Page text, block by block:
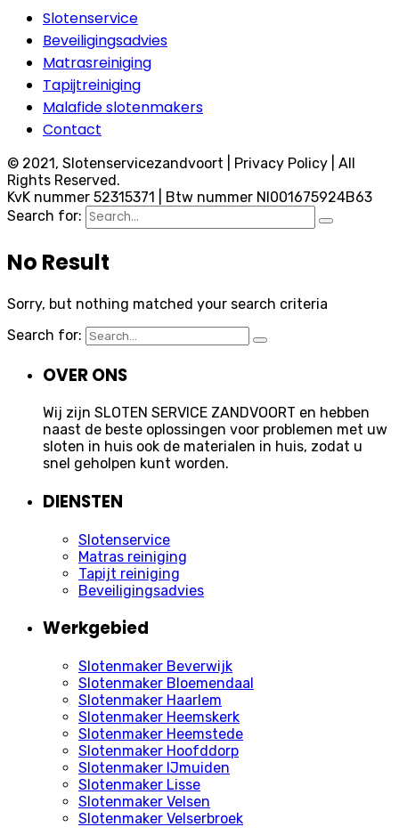
Slotenservice
Beveiligingsadvies
Matrasreiniging
Tapijtreiniging
Malafide slotenmakers
Contact
© 2021, Slotenservicezandvoort | Privacy Policy | All
Rights Reserved.
KvK nummer 52315371 | Btw nummer Nl001675924B63
Search for:
No Result
Sorry, but nothing matched your search criteria
Search for:
OVER ONS
Wij zijn SLOTEN SERVICE ZANDVOORT en hebben
naast de beste oplossingen voor problemen met uw
sloten in huis ook de materialen in huis, zodat u
snel geholpen kunt worden.
DIENSTEN
Slotenservice
Matras reiniging
Tapijt reiniging
Beveiligingsadvies
Werkgebied
Slotenmaker Beverwijk
Slotenmaker Bloemendaal
Slotenmaker Haarlem
Slotenmaker Heemskerk
Slotenmaker Heemstede
Slotenmaker Hoofddorp
Slotenmaker IJmuiden
Slotenmaker Lisse
Slotenmaker Velsen
Slotenmaker Velserbroek